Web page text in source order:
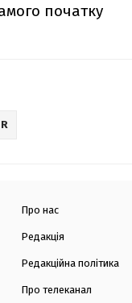
початку
Про нас
Редакція
Редакційна політика
Про телеканал